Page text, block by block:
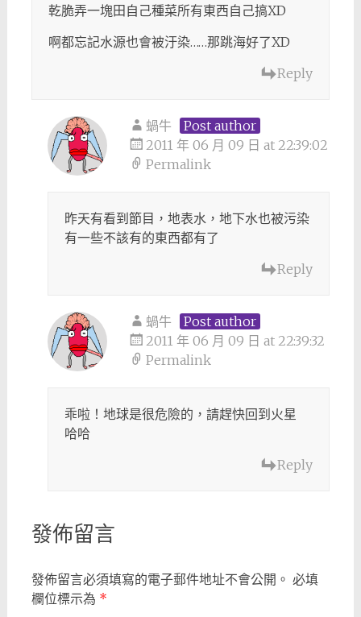
乾脆弄一塊田自己種菜所有東西自己搞XD
啊都忘記水源也會被汙染……那跳海好了XD
Reply
蝸牛
Post author
2011 年 06 月 09 日 at 22:39:02
Permalink
昨天有看到節目，地表水，地下水也被污染
有一些不該有的東西都有了
Reply
蝸牛
Post author
2011 年 06 月 09 日 at 22:39:32
Permalink
乖啦！地球是很危險的，請趕快回到火星
哈哈
Reply
發佈留言
發佈留言必須填寫的電子郵件地址不會公開。 必填
欄位標示為 *